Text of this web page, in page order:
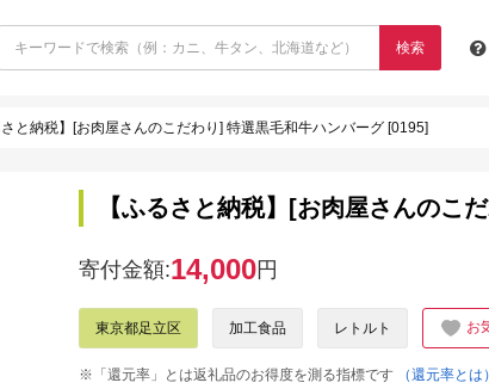
検索
さと納税】[お肉屋さんのこだわり] 特選黒毛和牛ハンバーグ [0195]
【ふるさと納税】[お肉屋さんのこ
寄付金額:14,000円
東京都足立区 加工食品 レトルト お
※「還元率」とは返礼品のお得度を測る指標です
（還元率とは）